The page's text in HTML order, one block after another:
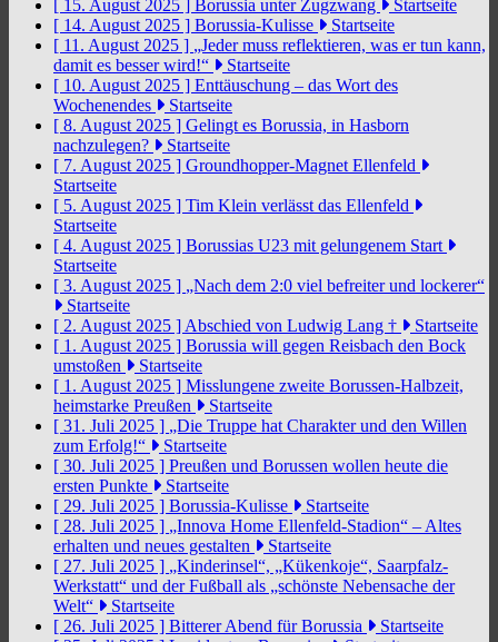
[ 15. August 2025 ] Borussia unter Zugzwang
Startseite
[ 14. August 2025 ] Borussia-Kulisse
Startseite
[ 11. August 2025 ] „Jeder muss reflektieren, was er tun kann,
damit es besser wird!“
Startseite
[ 10. August 2025 ] Enttäuschung – das Wort des
Wochenendes
Startseite
[ 8. August 2025 ] Gelingt es Borussia, in Hasborn
nachzulegen?
Startseite
[ 7. August 2025 ] Groundhopper-Magnet Ellenfeld
Startseite
[ 5. August 2025 ] Tim Klein verlässt das Ellenfeld
Startseite
[ 4. August 2025 ] Borussias U23 mit gelungenem Start
Startseite
[ 3. August 2025 ] „Nach dem 2:0 viel befreiter und lockerer“
Startseite
[ 2. August 2025 ] Abschied von Ludwig Lang †
Startseite
[ 1. August 2025 ] Borussia will gegen Reisbach den Bock
umstoßen
Startseite
[ 1. August 2025 ] Misslungene zweite Borussen-Halbzeit,
heimstarke Preußen
Startseite
[ 31. Juli 2025 ] „Die Truppe hat Charakter und den Willen
zum Erfolg!“
Startseite
[ 30. Juli 2025 ] Preußen und Borussen wollen heute die
ersten Punkte
Startseite
[ 29. Juli 2025 ] Borussia-Kulisse
Startseite
[ 28. Juli 2025 ] „Innova Home Ellenfeld-Stadion“ – Altes
erhalten und neues gestalten
Startseite
[ 27. Juli 2025 ] „Kinderinsel“, „Kükenkoje“, Saarpfalz-
Werkstatt“ und der Fußball als „schönste Nebensache der
Welt“
Startseite
[ 26. Juli 2025 ] Bitterer Abend für Borussia
Startseite